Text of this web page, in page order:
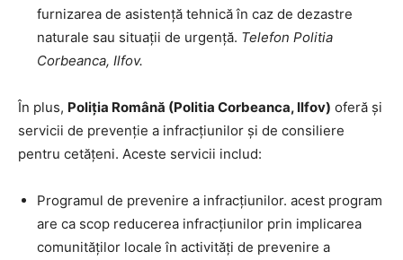
furnizarea de asistență tehnică în caz de dezastre
naturale sau situații de urgență. Telefon Politia
Corbeanca, Ilfov.
În plus, Poliția Română (Politia Corbeanca, Ilfov) oferă și
servicii de prevenție a infracțiunilor și de consiliere
pentru cetățeni. Aceste servicii includ:
Programul de prevenire a infracțiunilor. acest program
are ca scop reducerea infracțiunilor prin implicarea
comunităților locale în activități de prevenire a